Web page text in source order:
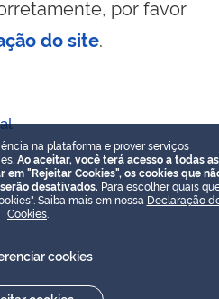
por favor
do site.
na plataforma e prover serviços
Ao aceitar, você terá acesso a todas as
"Rejeitar Cookies", os cookies que
desativados. Para escolher quais
Saiba mais em nossa Declaração
Cookies
cookies